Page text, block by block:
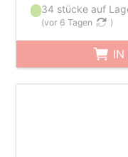
34 stücke auf
(vor 6 Tagen )
IN